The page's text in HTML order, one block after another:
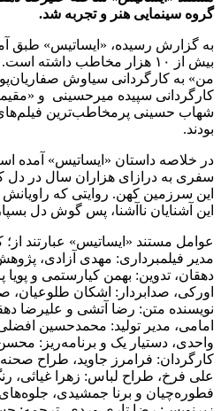
گروه سینمایی هنر و تجربه شد.
به گزارش رسیده، «ایساتیس» طبق
بیش از ۱۰ هزار مخاطب داشته
من» به کارگردانی سیاوش
کارگردانی سپیده میرحسینی و
بودند.
در خلاصه داستان «ایساتیس» آمده
سفری به درازای هزاران سال در دل
این سرزمین کهن. روایتی که
این آشنایان ناآشنا، پس گوش دل
عوامل مستند «ایساتیس» عبارتند
مدیر فیلمبرداری: مهدی آزادی،
دهقان، تدوین: بهمن کیارستمی و پویا
اورکی، صدابردار: اشکان
نویسنده متن: رضا آتشی و علیرضا
امامی، مدیر تولید: محمدحسین
واحدی، دستیار یک و برنامه‌ریز:
کارگردان: فرامرز جاوید، طراح
علی فرخ، طراح لباس: زهرا غیاثی،
فطوره‌چیان و برنا جمشیدی،